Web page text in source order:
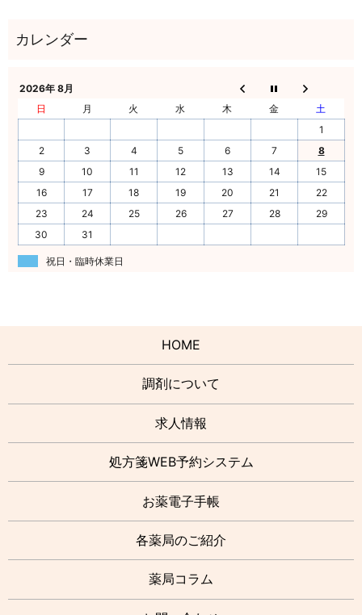
2026年 8月
日
月 火 水 木 金
土
1
2
3 4 5 6 7
8
9
10 11 12 13 14
15
16
17 18 19 20 21
22
23
24 25 26 27 28
29
30
31
祝日・臨時休業日
HOME
調剤について
求人情報
処方箋WEB予約システム
お薬電子手帳
各薬局のご紹介
薬局コラム